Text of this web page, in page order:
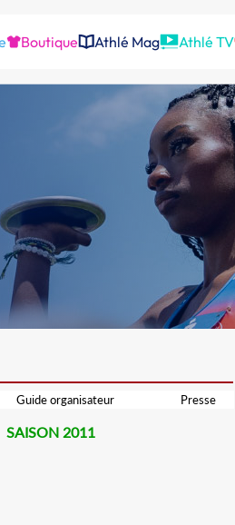
Boutique Athlé Mag Athlé TV
Guide organisateur Presse
SAISON 2011